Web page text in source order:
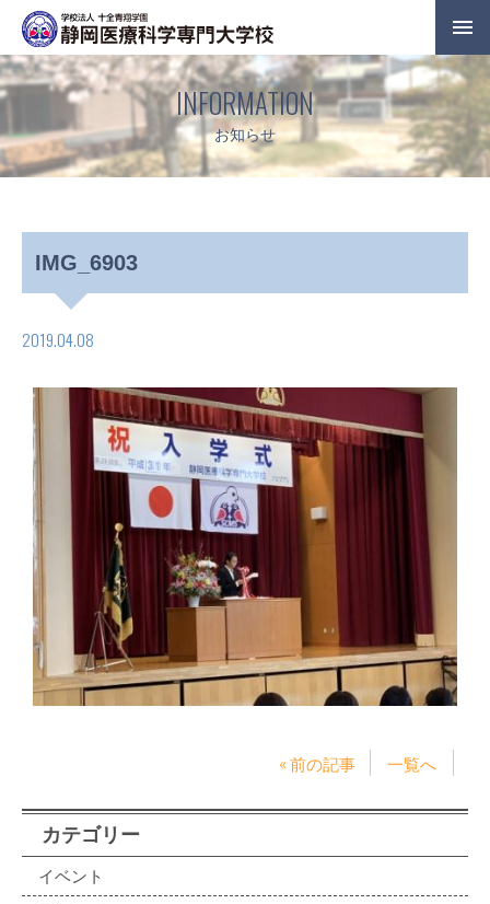
INFORMATION
お知らせ
IMG_6903
2019.04.08
« 前の記事 一覧へ
カテゴリー
イベント